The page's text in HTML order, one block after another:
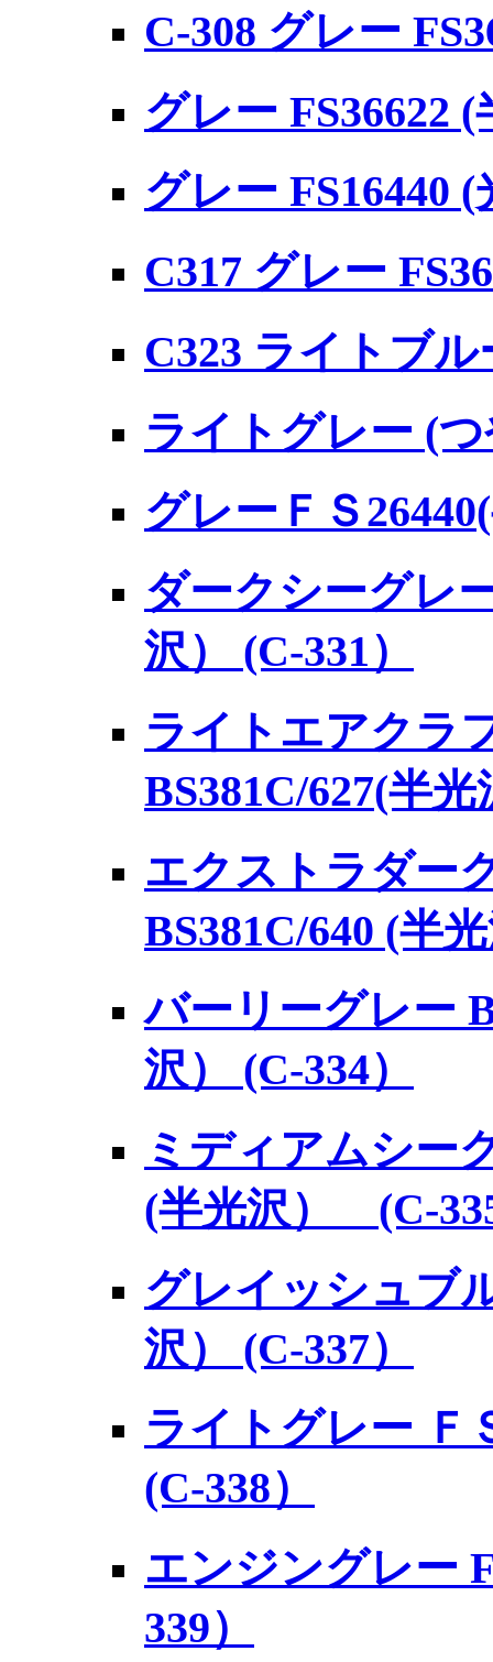
C-308 グレー
グレー FS36622
グレー FS16440
C317 グレー
C323 ライトブ
ライトグレー (
グレーＦＳ
ダークシーグレ
沢） (C-331）
ライトエアクラ
BS381C/627(半
エクストラダー
BS381C/640 (半
バーリーグレー
沢） (C-334）
ミディアムシー
(半光沢） (C-
グレイッシュブ
沢） (C-337）
ライトグレー
(C-338）
エンジングレー
339）